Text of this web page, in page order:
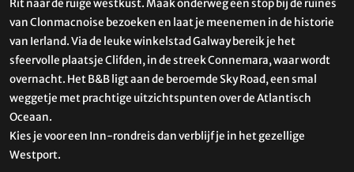
Rit naar de ruige westkust. Maak onderweg een stop bij de ruïnes
van Clonmacnoise bezoeken en laat je meenemen in de historie
van Ierland. Via de leuke winkelstad Galway bereik je het
sfeervolle plaatsje Clifden, in de streek Connemara, waar wordt
overnacht. Het B&B ligt aan de beroemde Sky Road, een smal
weggetje met prachtige uitzichtspunten over de Atlantisch
Oceaan.
Kies je voor een Inn-rondreis dan verblijf je in het gezellige
Westport.